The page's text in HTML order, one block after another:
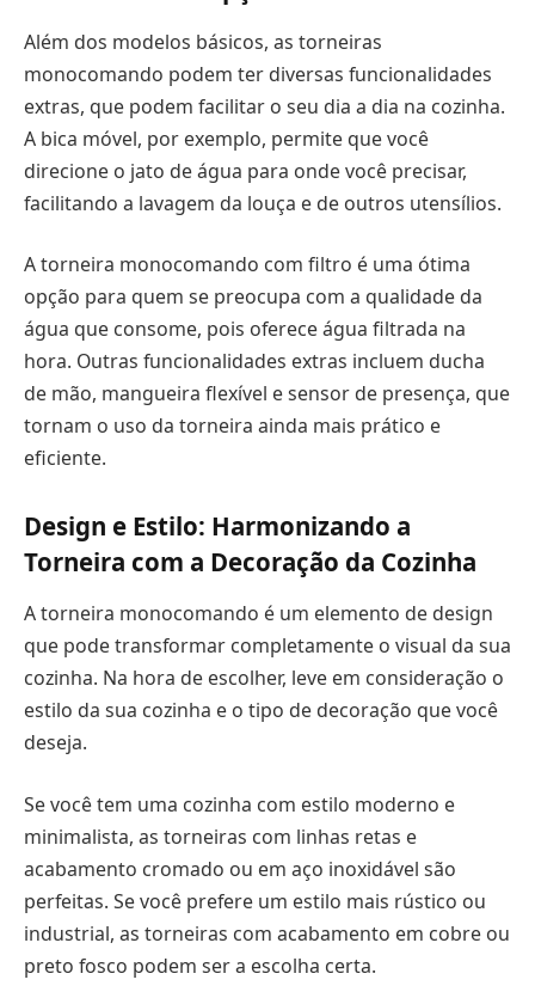
Além dos modelos básicos, as torneiras
monocomando podem ter diversas funcionalidades
extras, que podem facilitar o seu dia a dia na cozinha.
A bica móvel, por exemplo, permite que você
direcione o jato de água para onde você precisar,
facilitando a lavagem da louça e de outros utensílios.
A torneira monocomando com filtro é uma ótima
opção para quem se preocupa com a qualidade da
água que consome, pois oferece água filtrada na
hora. Outras funcionalidades extras incluem ducha
de mão, mangueira flexível e sensor de presença, que
tornam o uso da torneira ainda mais prático e
eficiente.
Design e Estilo: Harmonizando a
Torneira com a Decoração da Cozinha
A torneira monocomando é um elemento de design
que pode transformar completamente o visual da sua
cozinha. Na hora de escolher, leve em consideração o
estilo da sua cozinha e o tipo de decoração que você
deseja.
Se você tem uma cozinha com estilo moderno e
minimalista, as torneiras com linhas retas e
acabamento cromado ou em aço inoxidável são
perfeitas. Se você prefere um estilo mais rústico ou
industrial, as torneiras com acabamento em cobre ou
preto fosco podem ser a escolha certa.